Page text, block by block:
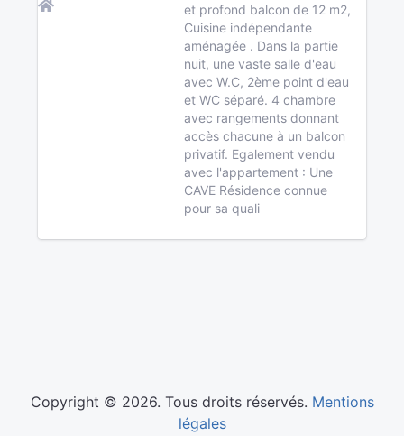
et profond balcon de 12 m2,
Cuisine indépendante
aménagée . Dans la partie
nuit, une vaste salle d'eau
avec W.C, 2ème point d'eau
et WC séparé. 4 chambre
avec rangements donnant
accès chacune à un balcon
privatif. Egalement vendu
avec l'appartement : Une
CAVE Résidence connue
pour sa quali
Copyright © 2026. Tous droits réservés. Mentions
légales